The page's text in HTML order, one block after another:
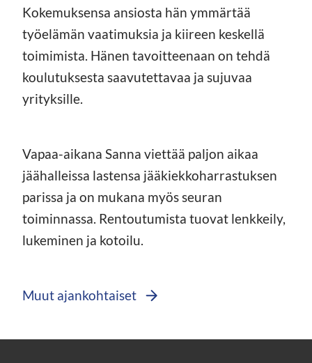
Kokemuksensa ansiosta hän ymmärtää
työelämän vaatimuksia ja kiireen keskellä
toimimista. Hänen tavoitteenaan on tehdä
koulutuksesta saavutettavaa ja sujuvaa
yrityksille.
Vapaa-aikana Sanna viettää paljon aikaa
jäähalleissa lastensa jääkiekkoharrastuksen
parissa ja on mukana myös seuran
toiminnassa. Rentoutumista tuovat lenkkeily,
lukeminen ja kotoilu.
Muut ajankohtaiset